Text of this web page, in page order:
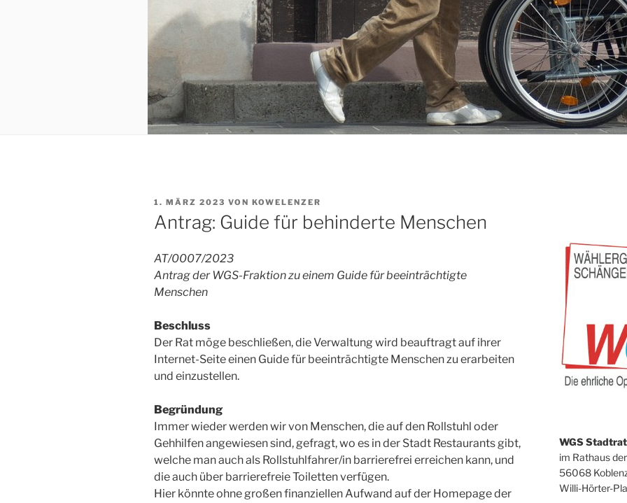
VERÖFFENTLICHT
AM
1. MÄRZ 2023 VON KOWELENZER
Antrag: Guide für behinderte Menschen
AT/0007/2023
Antrag der WGS-Fraktion zu einem Guide für beeinträchtigte
Menschen
Beschluss
Der Rat möge beschließen, die Verwaltung wird beauftragt auf ihrer
Internet-Seite einen Guide für beeinträchtigte Menschen zu erarbeiten
und einzustellen.
Begründung
Immer wieder werden wir von Menschen, die auf den Rollstuhl oder
Gehhilfen angewiesen sind, gefragt, wo es in der Stadt Restaurants gibt,
welche man auch als Rollstuhlfahrer/in barrierefrei erreichen kann, und
die auch über barrierefreie Toiletten verfügen.
Hier könnte ohne großen finanziellen Aufwand auf der Homepage der
WGS
im Rathaus
56068
Willi-Hörter-